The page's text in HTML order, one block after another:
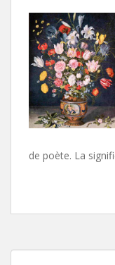
de poète. La